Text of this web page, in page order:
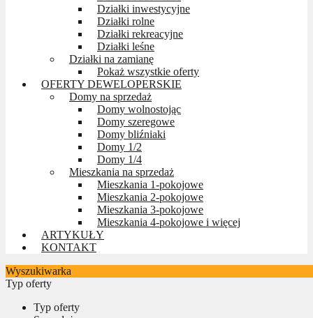
Działki inwestycyjne
Działki rolne
Działki rekreacyjne
Działki leśne
Działki na zamianę
Pokaż wszystkie oferty
OFERTY DEWELOPERSKIE
Domy na sprzedaż
Domy wolnostojąc
Domy szeregowe
Domy bliźniaki
Domy 1/2
Domy 1/4
Mieszkania na sprzedaż
Mieszkania 1-pokojowe
Mieszkania 2-pokojowe
Mieszkania 3-pokojowe
Mieszkania 4-pokojowe i więcej
ARTYKUŁY
KONTAKT
Wyszukiwarka
Typ oferty
Typ oferty